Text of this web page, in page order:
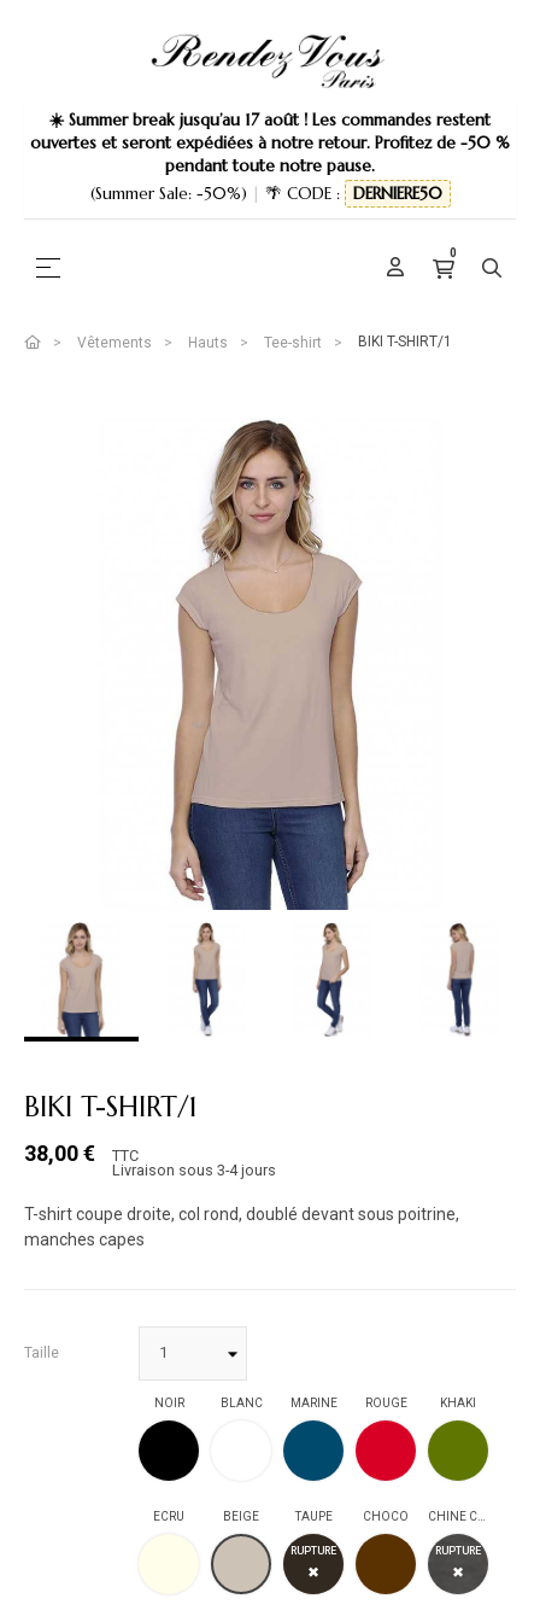
☀️ Summer break jusqu’au 17 août ! Les commandes restent
ouvertes et seront expédiées à notre retour. Profitez de -50 %
pendant toute notre pause.
(Summer Sale: -50%) | 🌴 CODE : DERNIERE50
Basculer la navigation
☰
0
Vêtements Hauts Tee-shirt BIKI T-SHIRT/1
BIKI T-SHIRT/1
38,00 €
TTC
Livraison sous 3-4 jours
T-shirt coupe droite, col rond, doublé devant sous poitrine,
manches capes
Taille
NOIR
NOIR
BLANC MARINE
MARINE
ROUGE
ROUGE
KHAKI
KHAKI
ECRU BEIGE
BEIGE
TAUPE
RUPTURE
✖
TAUPE
CHOCO
CHOCO RUPTURE
✖
CHINE CLAIR